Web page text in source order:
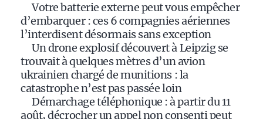
Votre batterie externe peut vous empêcher
d’embarquer : ces 6 compagnies aériennes
l’interdisent désormais sans exception
Un drone explosif découvert à Leipzig se
trouvait à quelques mètres d’un avion
ukrainien chargé de munitions : la
catastrophe n’est pas passée loin
Démarchage téléphonique : à partir du 11
août, décrocher un appel non consenti peut